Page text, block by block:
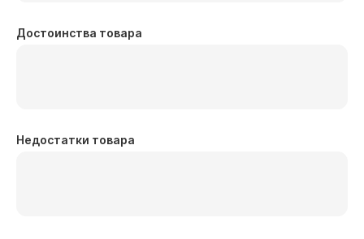
Достоинства товара
Недостатки товара